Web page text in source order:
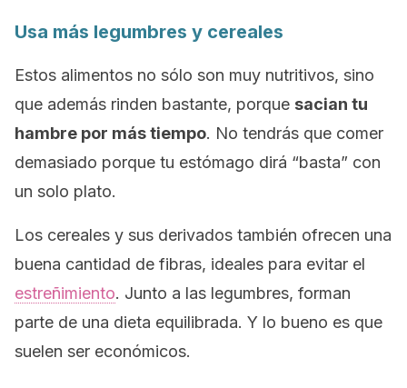
Usa más legumbres y cereales
Estos alimentos no sólo son muy nutritivos, sino
que además rinden bastante, porque sacian tu
hambre por más tiempo. No tendrás que comer
demasiado porque tu estómago dirá “basta” con
un solo plato.
Los cereales y sus derivados también ofrecen una
buena cantidad de fibras, ideales para evitar el
estreñimiento. Junto a las legumbres, forman
parte de una dieta equilibrada. Y lo bueno es que
suelen ser económicos.